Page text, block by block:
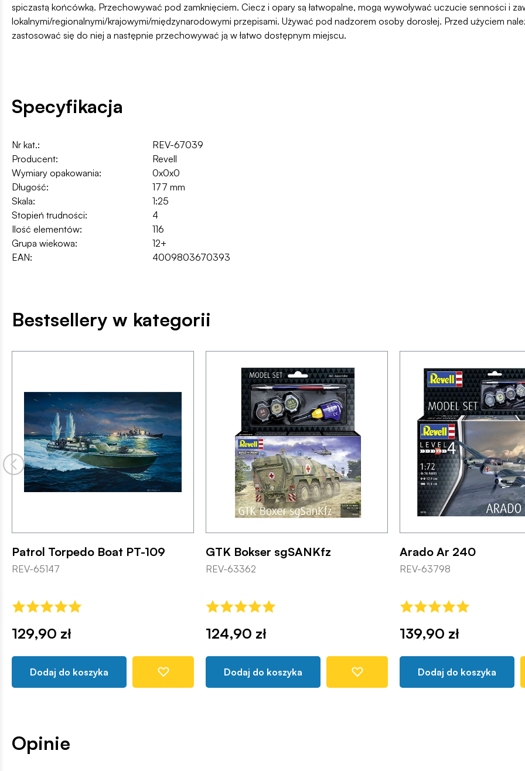
spiczastą końcówką. Przechowywać pod zamknięciem. Ciecz i opary są łatwopalne, mogą wywoływać uczucie senności i
lokalnymi/regionalnymi/krajowymi/międzynarodowymi przepisami. Używać pod nadzorem osoby dorosłej. Przed użyciem
zastosować się do niej a następnie przechowywać ją w łatwo dostępnym miejscu.
Specyfikacja
Nr kat.:
REV-67039
Producent:
Revell
Wymiary opakowania:
0x0x0
Długość:
177 mm
Skala:
1:25
Stopień trudności:
4
Ilość elementów:
116
Grupa wiekowa:
12+
EAN:
4009803670393
Bestsellery w kategorii
Patrol Torpedo Boat PT-109
REV-65147
129,90 zł
Dodaj do koszyka
GTK Bokser sgSANKfz
REV-63362
124,90 zł
Dodaj do koszyka
Arado Ar 240
REV-63798
139,90 zł
Dodaj do koszyka
Opinie